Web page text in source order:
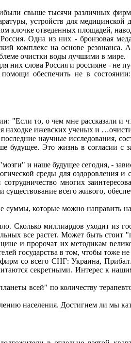
свыше тысячи различных фирм,
устройств для медицинской
клочке отведенных площадей,
Одна из них - бронзовая
комплекс на основе резонанса.
очистки воды лучшими в мире.
слова Россия и россияне - не
помощи обеспечить не в
"Если то, о чем мне рассказали и
находке ижевских ученых и
научные исследования,
будущее. Это жизнь в согласии с
и наше будущее сегодня, -
среды для оздоровления и
многих
существование всего живого,
которые можно направить
Сколько миллиардов уходит из
все растет. Может быть стоит
и пророчат их методикам
государства в том, чтобы тоже не
со всего СНГ: Украина,
секретными. Интерес к
всей" по количеству
населения. Достигнем ли мы